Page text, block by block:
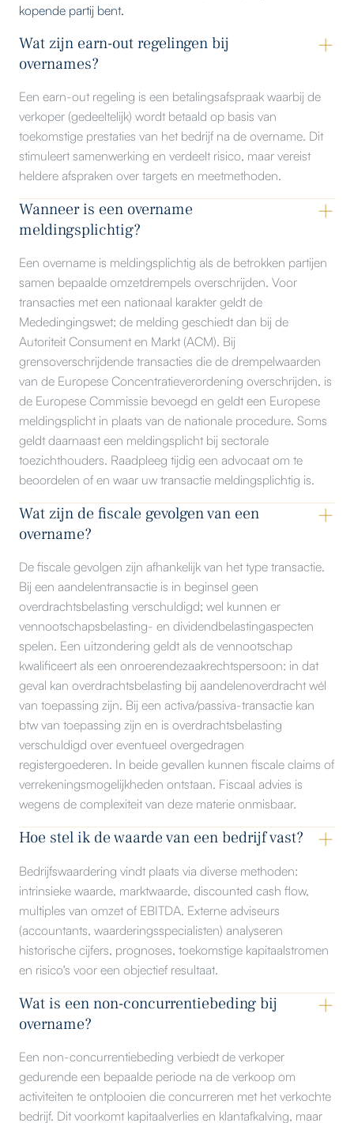
kopende partij bent.
Wat zijn earn-out regelingen bij
overnames?
Een earn-out regeling is een betalingsafspraak waarbij de
verkoper (gedeeltelijk) wordt betaald op basis van
toekomstige prestaties van het bedrijf na de overname. Dit
stimuleert samenwerking en verdeelt risico, maar vereist
heldere afspraken over targets en meetmethoden.
Wanneer is een overname
meldingsplichtig?
Een overname is meldingsplichtig als de betrokken partijen
samen bepaalde omzetdrempels overschrijden. Voor
transacties met een nationaal karakter geldt de
Mededingingswet; de melding geschiedt dan bij de
Autoriteit Consument en Markt (ACM). Bij
grensoverschrijdende transacties die de drempelwaarden
van de Europese Concentratieverordening overschrijden, is
de Europese Commissie bevoegd en geldt een Europese
meldingsplicht in plaats van de nationale procedure. Soms
geldt daarnaast een meldingsplicht bij sectorale
toezichthouders. Raadpleeg tijdig een advocaat om te
beoordelen of en waar uw transactie meldingsplichtig is.
Wat zijn de fiscale gevolgen van een
overname?
De fiscale gevolgen zijn afhankelijk van het type transactie.
Bij een aandelentransactie is in beginsel geen
overdrachtsbelasting verschuldigd; wel kunnen er
vennootschapsbelasting- en dividendbelastingaspecten
spelen. Een uitzondering geldt als de vennootschap
kwalificeert als een onroerendezaakrechtspersoon: in dat
geval kan overdrachtsbelasting bij aandelenoverdracht wél
van toepassing zijn. Bij een activa/passiva-transactie kan
btw van toepassing zijn en is overdrachtsbelasting
verschuldigd over eventueel overgedragen
registergoederen. In beide gevallen kunnen fiscale claims of
verrekeningsmogelijkheden ontstaan. Fiscaal advies is
wegens de complexiteit van deze materie onmisbaar.
Hoe stel ik de waarde van een bedrijf vast?
Bedrijfswaardering vindt plaats via diverse methoden:
intrinsieke waarde, marktwaarde, discounted cash flow,
multiples van omzet of EBITDA. Externe adviseurs
(accountants, waarderingsspecialisten) analyseren
historische cijfers, prognoses, toekomstige kapitaalstromen
en risico's voor een objectief resultaat.
Wat is een non-concurrentiebeding bij
overname?
Een non-concurrentiebeding verbiedt de verkoper
gedurende een bepaalde periode na de verkoop om
activiteiten te ontplooien die concurreren met het verkochte
bedrijf. Dit voorkomt kapitaalverlies en klantafkalving, maar